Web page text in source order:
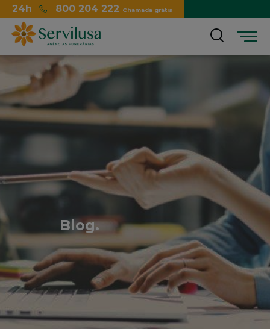
24h 800 204 222 Chamada grátis
Menu
Blog.